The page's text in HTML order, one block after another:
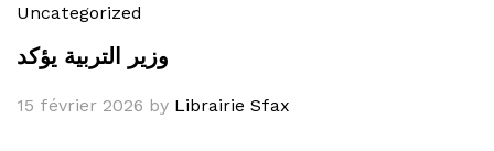
Uncategorized
وزير التربية يؤكد
15 février 2026 by Librairie Sfax